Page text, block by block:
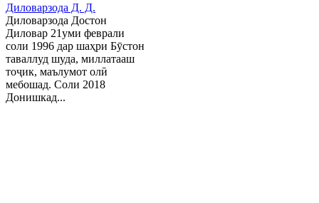
Диловарзода Д. Д.
Диловарзода Достон
Диловар 21уми феврали
соли 1996 дар шаҳри Бӯстон
таваллуд шуда, миллатааш
тоҷик, маълумот олӣ
мебошад. Соли 2018
Донишкад...